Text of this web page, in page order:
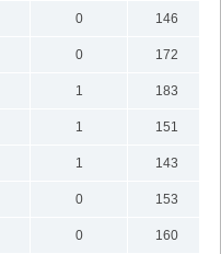
0
146
0
172
1
183
1
151
1
143
0
153
0
160